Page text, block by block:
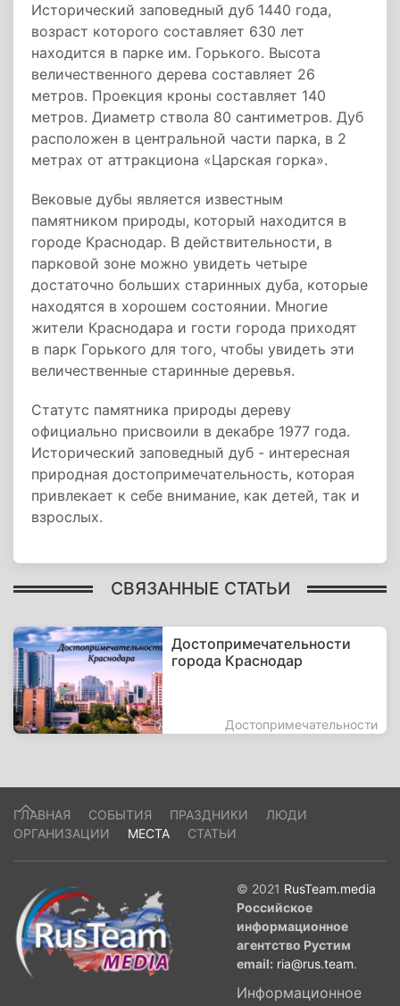
Исторический заповедный дуб 1440 года,
возраст которого составляет 630 лет
находится в парке им. Горького. Высота
величественного дерева составляет 26
метров. Проекция кроны составляет 140
метров. Диаметр ствола 80 сантиметров. Дуб
расположен в центральной части парка, в 2
метрах от аттракциона «Царская горка».
Вековые дубы является известным
памятником природы, который находится в
городе Краснодар. В действительности, в
парковой зоне можно увидеть четыре
достаточно больших старинных дуба, которые
находятся в хорошем состоянии. Многие
жители Краснодара и гости города приходят
в парк Горького для того, чтобы увидеть эти
величественные старинные деревья.
Статутс памятника природы дереву
официально присвоили в декабре 1977 года.
Исторический заповедный дуб - интересная
природная достопримечательность, которая
привлекает к себе внимание, как детей, так и
взрослых.
СВЯЗАННЫЕ СТАТЬИ
Достопримечательности
города Краснодар
Достопримечательности
ГЛАВНАЯ СОБЫТИЯ ПРАЗДНИКИ
ЛЮДИ
ОРГАНИЗАЦИИ
МЕСТА СТАТЬИ
© 2021 RusTeam.media
Российское
информационное
агентство Рустим
email: ria@rus.team.
Информационное